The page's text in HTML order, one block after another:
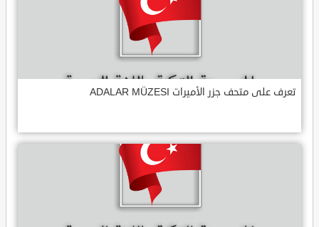
تعرف على متحف جزر الأميرات ADALAR MÜZESI